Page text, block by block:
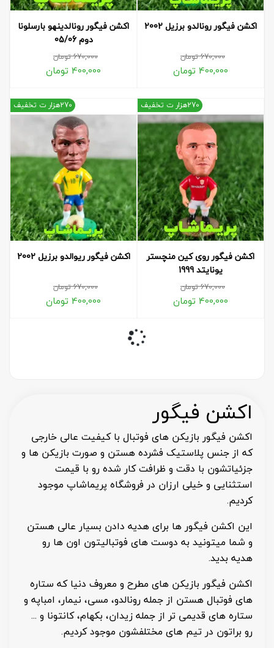
اکشن فیگور رونالدو برزیل 2002
670,000تومان
400,000 تومان
اکشن فیگور رونالدینهو بارسلونا
دوم 05/06
670,000تومان
400,000 تومان
اکشن فیگور روی کین منچستر
یونایتد 1999
670,000تومان
400,000 تومان
270هزار ت تخفیف
اکشن فیگور ریوالدو برزیل 2002
670,000تومان
400,000 تومان
270هزار ت تخفیف
اکشن فیگور
اکشن فیگور بازیکن های فوتبال با کیفیت عالی خارجی
که از جنس پلاستیک فشرده هستن و صورت بازیکن ها و
جزئیاتشون با دقت و ظرافت کار شده رو با قیمت
استثنایی و خیلی ارزان در فروشگاه پریماشاپ موجود
کردیم.
این اکشن فیگور ها برای هدیه دادن بسیار عالی هستن
و شما میتونید به دوست های فوتبالیتون اون ها رو
هدیه بدید.
اکشن فیگور بازیکن های مطرح و معروف دنیا که ستاره
های فوتبال هستن از جمله رونالدو، مسی، نیمار، امباپه و
ستاره های قدیمی تر از جمله زیدان، بکهام، کانتونا و ...
رو براتون در تیم های مختلفشون موجود کردیم.